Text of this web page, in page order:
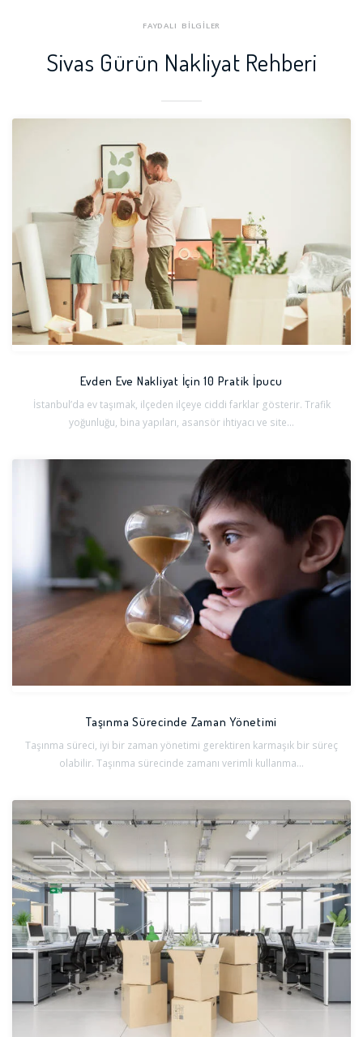
FAYDALI BİLGİLER
Sivas Gürün Nakliyat Rehberi
Evden Eve Nakliyat İçin 10 Pratik İpucu
İstanbul’da ev taşımak, ilçeden ilçeye ciddi farklar gösterir. Trafik
yoğunluğu, bina yapıları, asansör ihtiyacı ve site...
Taşınma Sürecinde Zaman Yönetimi
Taşınma süreci, iyi bir zaman yönetimi gerektiren karmaşık bir süreç
olabilir. Taşınma sürecinde zamanı verimli kullanma...